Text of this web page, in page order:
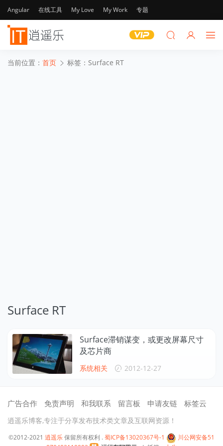
Angular 在线工具 My Love My Work 专题
当前位置： 首页 标签：Surface RT
Surface RT
Surface滞销谋变，或更改屏幕尺寸
及芯片商
系统相关 2012-12-27
广告合作 免责声明 和我联系 留言板 申请友链 标签云
逍遥乐博客,专注于分享发布技术类文章及互联网资源！
©2012-2021 逍遥乐保留所有权利 . 蜀ICP备13020367号-1
川公网安备51